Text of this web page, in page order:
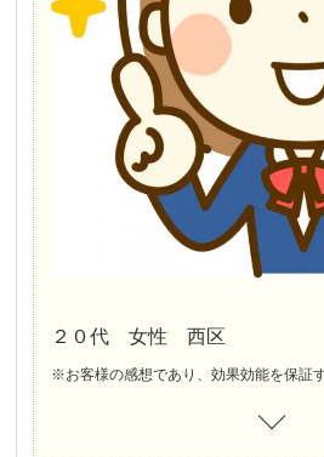
２０代 女性 西区
※お客様の感想であり、効果効能を保証